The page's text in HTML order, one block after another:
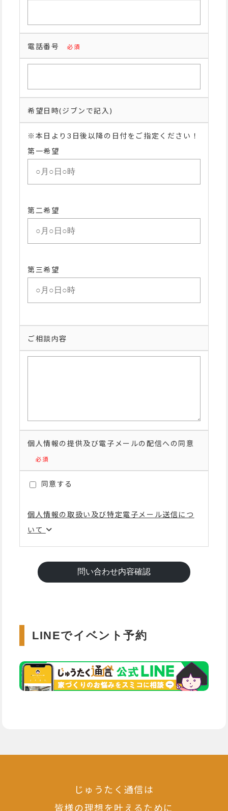
電話番号
希望日時(ジブンで記入)
※本日より3日後以降の日付をご指定ください！
第一希望
第二希望
第三希望
ご相談内容
個人情報の提供及び電子メールの配信への同意
同意する
個人情報の取扱い及び特定電子メール送信につ
いて
LINEでイベント予約
じゅうたく通信は
皆様の理想を叶えるために